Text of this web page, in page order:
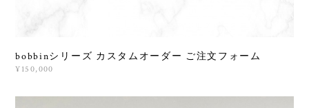
bobbinシリーズ カスタムオーダー ご注文フォーム
¥150,000